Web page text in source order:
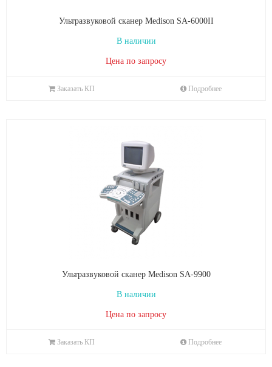
Ультразвуковой сканер Medison SA-6000II
В наличии
Цена по запросу
Заказать КП Подробнее
Ультразвуковой сканер Medison SA-9900
В наличии
Цена по запросу
Заказать КП Подробнее